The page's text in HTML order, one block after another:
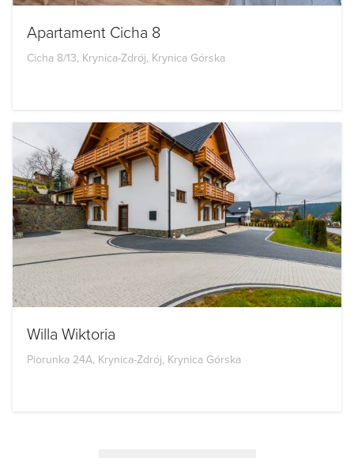
Apartament Cicha 8
Cicha 8/13, Krynica-Zdrój, Krynica Górska
Willa Wiktoria
Piorunka 24A, Krynica-Zdrój, Krynica Górska